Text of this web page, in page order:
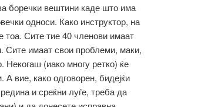
боречки вештини каде што има
односи. Како инструктор, на
тоа. Сите тие 40 членови имаат
Сите имаат свои проблеми, маки,
Некогаш (иако многу ретко) ќе
А вие, како одговорен, бидејќи
и среќни луѓе, треба да